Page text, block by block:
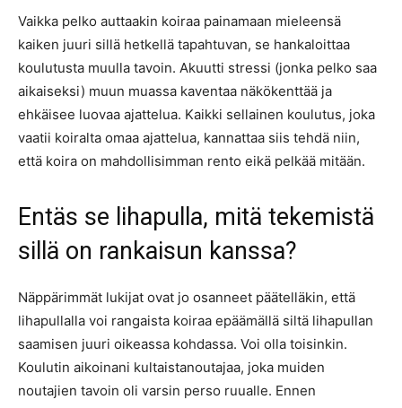
Vaikka pelko auttaakin koiraa painamaan mieleensä
kaiken juuri sillä hetkellä tapahtuvan, se hankaloittaa
koulutusta muulla tavoin. Akuutti stressi (jonka pelko saa
aikaiseksi) muun muassa kaventaa näkökenttää ja
ehkäisee luovaa ajattelua. Kaikki sellainen koulutus, joka
vaatii koiralta omaa ajattelua, kannattaa siis tehdä niin,
että koira on mahdollisimman rento eikä pelkää mitään.
Entäs se lihapulla, mitä tekemistä
sillä on rankaisun kanssa?
Näppärimmät lukijat ovat jo osanneet päätelläkin, että
lihapullalla voi rangaista koiraa epäämällä siltä lihapullan
saamisen juuri oikeassa kohdassa. Voi olla toisinkin.
Koulutin aikoinani kultaistanoutajaa, joka muiden
noutajien tavoin oli varsin perso ruualle. Ennen